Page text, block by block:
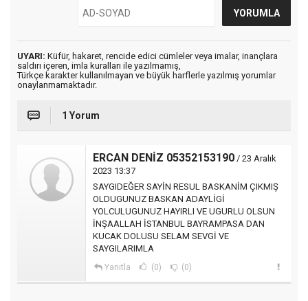
UYARI: Küfür, hakaret, rencide edici cümleler veya imalar, inançlara
saldırı içeren, imla kuralları ile yazılmamış,
Türkçe karakter kullanılmayan ve büyük harflerle yazılmış yorumlar
onaylanmamaktadır.
1 Yorum
ERCAN DENİZ 05352153190 / 23 Aralık
2023 13:37
SAYGIDEĞER SAYİN RESUL BASKANİM ÇIKMIŞ
OLDUGUNUZ BASKAN ADAYLİGİ
YOLCULUGUNUZ HAYIRLI VE UGURLU OLSUN
İNŞAALLAH İSTANBUL BAYRAMPASA DAN
KUCAK DOLUSU SELAM SEVGİ VE
SAYGILARIMLA
Yanıtla (0) (0)